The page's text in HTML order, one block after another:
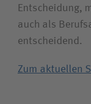
Entscheidung,
auch als
entscheidend.
Zum aktuellen